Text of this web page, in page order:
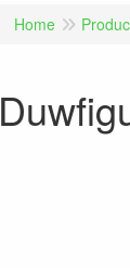
Home